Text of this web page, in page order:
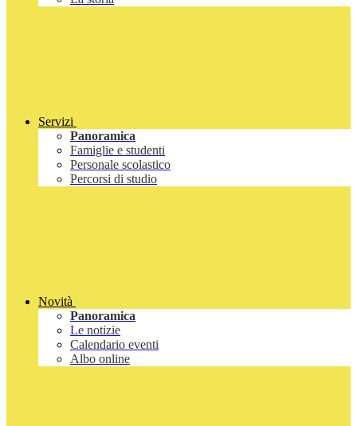
Servizi
Panoramica
Famiglie e studenti
Personale scolastico
Percorsi di studio
Novità
Panoramica
Le notizie
Calendario eventi
Albo online